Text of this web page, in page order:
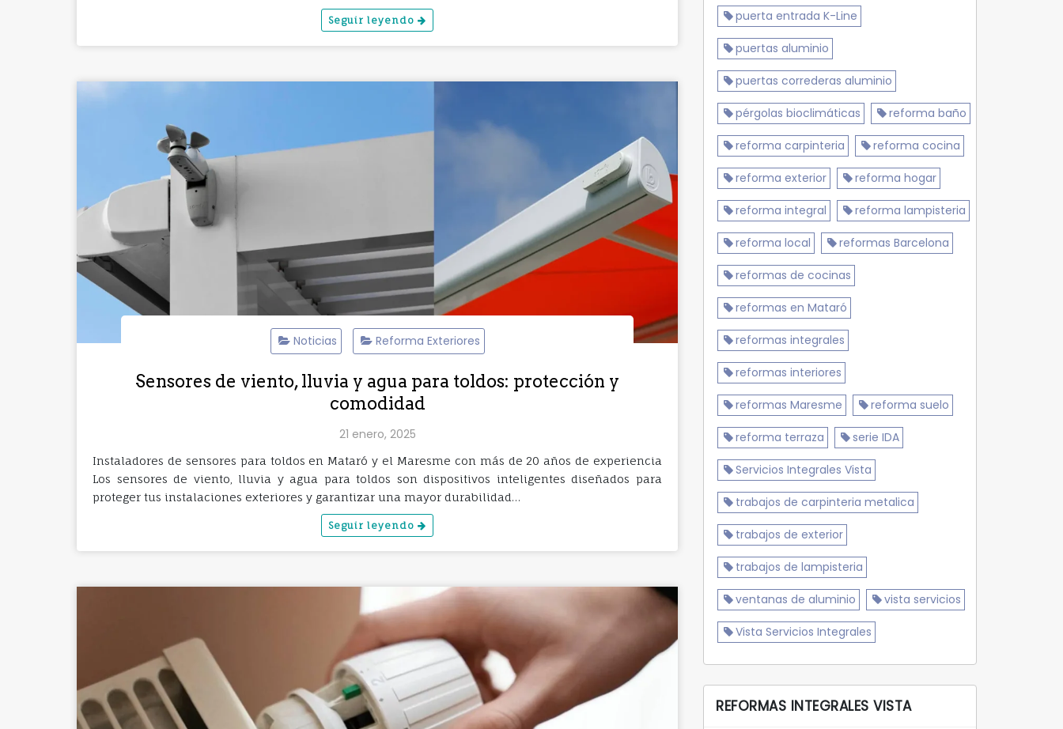
Seguir leyendo
Noticias Reforma Exteriores
Sensores de viento, lluvia y agua para toldos: protección y
comodidad
21 enero, 2025
Instaladores de sensores para toldos en Mataró y el Maresme con más de 20 años de experiencia
Los sensores de viento, lluvia y agua para toldos son dispositivos inteligentes diseñados para
proteger tus instalaciones exteriores y garantizar una mayor durabilidad…
Seguir leyendo
puerta entrada K-Line
puertas aluminio
puertas correderas aluminio
pérgolas bioclimáticas reforma baño
reforma carpinteria reforma cocina
reforma exterior reforma hogar
reforma integral reforma lampisteria
reforma local reformas Barcelona
reformas de cocinas
reformas en Mataró
reformas integrales
reformas interiores
reformas Maresme reforma suelo
reforma terraza serie IDA
Servicios Integrales Vista
trabajos de carpinteria metalica
trabajos de exterior
trabajos de lampisteria
ventanas de aluminio vista servicios
Vista Servicios Integrales
REFORMAS INTEGRALES VISTA